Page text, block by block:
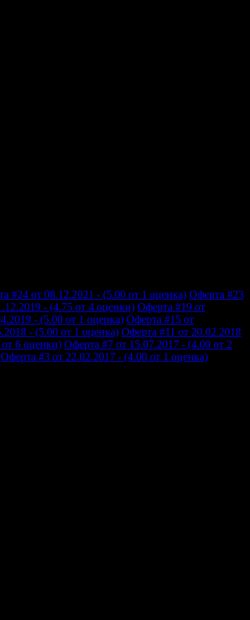
#24 от 08.12.2021 - (5.00 от 1 оценка) Оферта #23
- (4.75 от 4 оценки) Оферта #19 от
- (5.00 от 1 оценка) Оферта #15 от
- (5.00 от 1 оценка) Оферта #11 от 20.02.2018
6 оценки) Оферта #7 от 15.07.2017 - (4.00 от 2
Оферта #3 от 22.02.2017 - (4.00 от 1 оценка)